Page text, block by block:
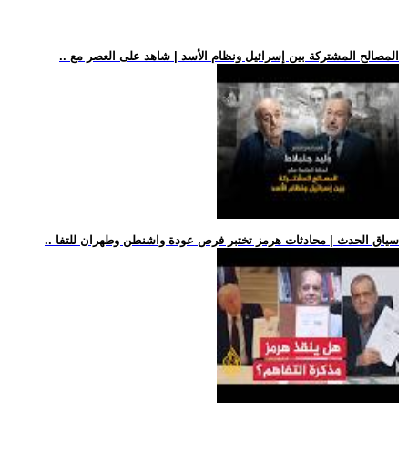
.. المصالح المشتركة بين إسرائيل ونظام الأسد | شاهد على العصر مع
.. سياق الحدث | محادثات هرمز تختبر فرص عودة واشنطن وطهران للتفا